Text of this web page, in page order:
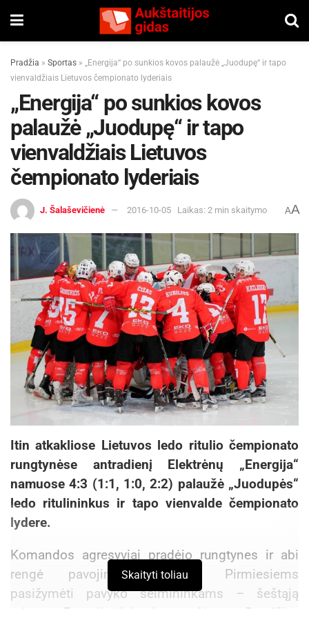
Pradžia » Sportas » „Energija“ po sunkios kovos palaužė „Juodupę“ ir tapo
vienvaldžiais Lietuvos čempionato lyderiais
„Energija“ po sunkios kovos
palaužė „Juodupę“ ir tapo
vienvaldžiais Lietuvos
čempionato lyderiais
J. Šalaševičienė 2016-10-05 Laikas: 2 min skaitymo AA
Itin atkakliose Lietuvos ledo ritulio čempionato
rungtynėse antradienį Elektrėnų „Energija“
namuose 4:3 (1:1, 1:0, 2:2) palaužė „Juodupės“
ledo ritulininkus ir tapo vienvalde čempionato
lydere.
Komandos agresyviai pradėjo rungtynes ir abi
rengė pavojingas atakas. Pirmiesiems
pasižymėti pavyko šeimininkams – šeštąją
minutę „Energijos“ kapitonas Aivaras Bendžius
Skaityti toliau